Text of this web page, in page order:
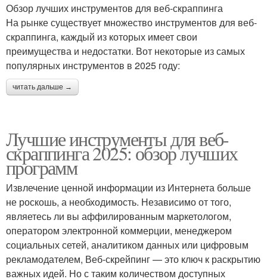
Обзор лучших инструментов для веб-скраппинга
На рынке существует множество инструментов для веб-
скраппинга, каждый из которых имеет свои
преимущества и недостатки. Вот некоторые из самых
популярных инструментов в 2025 году:
читать дальше →
Лучшие инструменты для веб-
скраппинга 2025: обзор лучших
программ
Извлечение ценной информации из Интернета больше
не роскошь, а необходимость. Независимо от того,
являетесь ли вы аффилированным маркетологом,
оператором электронной коммерции, менеджером
социальных сетей, аналитиком данных или цифровым
рекламодателем, Веб-скрейпинг — это ключ к раскрытию
важных идей. Но с таким количеством доступных